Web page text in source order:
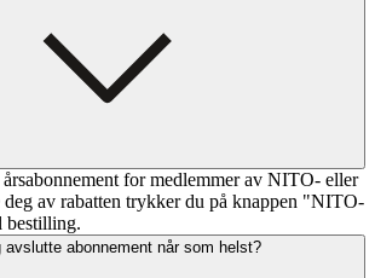
for medlemmer av NITO- eller
deg av rabatten trykker du på knappen "NITO-
bestilling.
avslutte abonnement når som helst?